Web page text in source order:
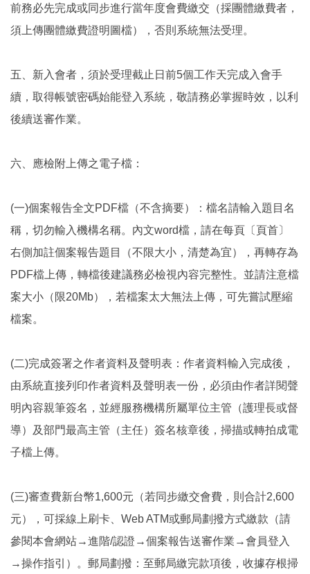
前務必先完成或同步進行當年度會費繳交（採團體繳費者，
須上傳團體繳費證明圖檔），否則系統無法受理。
五、新入會者，須於受理截止日前5個工作天完成入會手
續，取得帳號密碼始能登入系統，敬請務必掌握時效，以利
後續送審作業。
六、應檢附上傳之電子檔：
(一)個案報告全文PDF檔（不含摘要）：檔名請輸入題目名
稱，切勿輸入機構名稱。內文word檔，請在每頁〔頁首〕
右側加註個案報告題目（不限大小，清楚為宜），再轉存為
PDF檔上傳，轉檔後建議務必檢視內容完整性。並請注意檔
案大小（限20Mb），若檔案太大無法上傳，可先嘗試壓縮
檔案。
(二)完成簽署之作者資料及聲明表：作者資料輸入完成後，
由系統直接列印作者資料及聲明表一份，必須由作者詳閱聲
明內容親筆簽名，並經服務機構所屬單位主管（護理長或督
導）及部門最高主管（主任）簽名核章後，掃描或轉拍成電
子檔上傳。
(三)審查費新台幣1,600元（若同步繳交會費，則合計2,600
元），可採線上刷卡、Web ATM或郵局劃撥方式繳款（請
參閱本會網站→進階/認證→個案報告送審作業→會員登入
→操作指引）。郵局劃撥：至郵局繳完款項後，收據存根掃